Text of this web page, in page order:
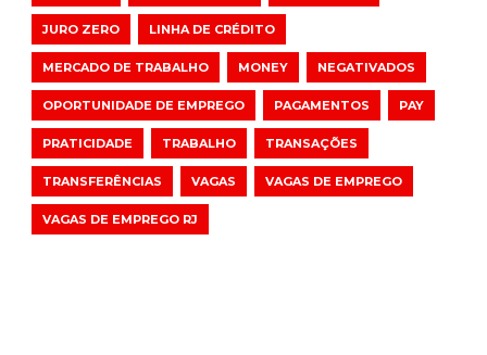
JURO ZERO LINHA DE CRÉDITO
MERCADO DE TRABALHO MONEY NEGATIVADOS
OPORTUNIDADE DE EMPREGO PAGAMENTOS PAY
PRATICIDADE TRABALHO TRANSAÇÕES
TRANSFERÊNCIAS VAGAS VAGAS DE EMPREGO
VAGAS DE EMPREGO RJ